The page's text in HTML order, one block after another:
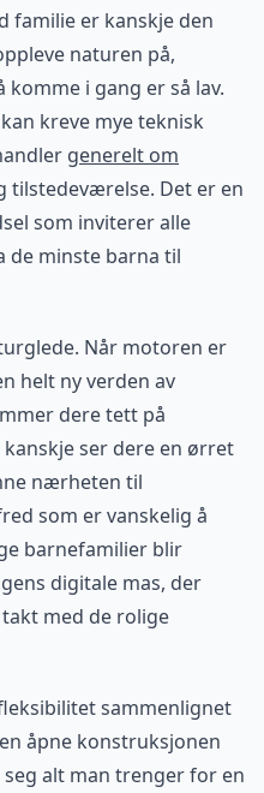
familie er kanskje den
naturen på,
i gang er så lav.
kreve mye teknisk
generelt om
tilstedeværelse. Det er en
som inviterer alle
de minste barna til
Når motoren er
helt ny verden av
dere tett på
ser dere en ørret
nærheten til
som er vanskelig å
barnefamilier blir
digitale mas, der
med de rolige
sammenlignet
åpne konstruksjonen
alt man trenger for en